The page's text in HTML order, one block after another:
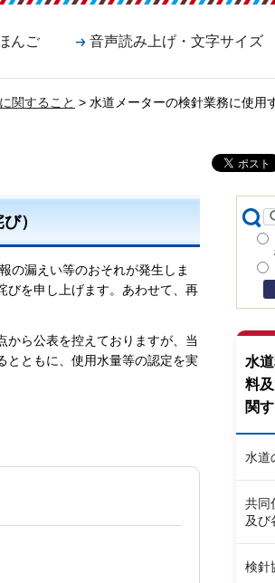
んご 音声読み上げ・文字サイズ
関すること > 水道メーターの検針業務に使用
）
の漏えい等のおそれが発生しま
びを申し上げます。あわせて、再
から公表を控えておりますが、当
とともに、使用水量等の認定を実
水
料
関
水道
共同
及び
検針